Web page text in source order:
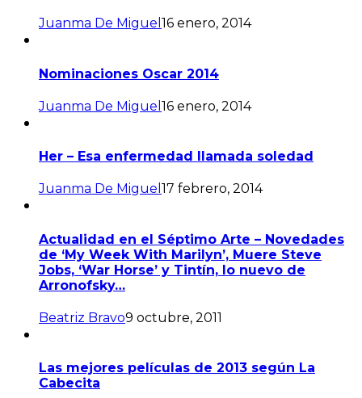
Juanma De Miguel 16 enero, 2014
Nominaciones Oscar 2014
Juanma De Miguel 16 enero, 2014
Her – Esa enfermedad llamada soledad
Juanma De Miguel 17 febrero, 2014
Actualidad en el Séptimo Arte – Novedades
de ‘My Week With Marilyn’, Muere Steve
Jobs, ‘War Horse’ y Tintín, lo nuevo de
Arronofsky…
Beatriz Bravo9 octubre, 2011
Las mejores películas de 2013 según La
Cabecita